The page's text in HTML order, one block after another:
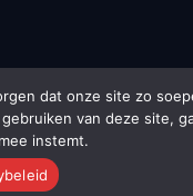
dat onze site zo
van deze site,
instemt.